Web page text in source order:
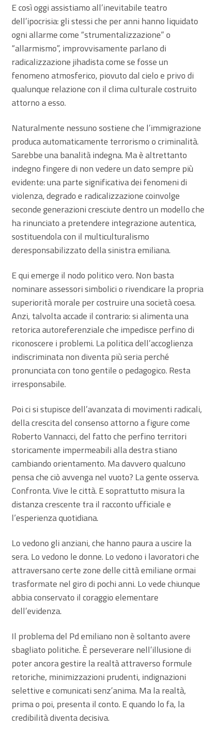
E così oggi assistiamo all’inevitabile teatro
dell’ipocrisia: gli stessi che per anni hanno liquidato
ogni allarme come “strumentalizzazione” o
“allarmismo”, improvvisamente parlano di
radicalizzazione jihadista come se fosse un
fenomeno atmosferico, piovuto dal cielo e privo di
qualunque relazione con il clima culturale costruito
attorno a esso.
Naturalmente nessuno sostiene che l’immigrazione
produca automaticamente terrorismo o criminalità.
Sarebbe una banalità indegna. Ma è altrettanto
indegno fingere di non vedere un dato sempre più
evidente: una parte significativa dei fenomeni di
violenza, degrado e radicalizzazione coinvolge
seconde generazioni cresciute dentro un modello che
ha rinunciato a pretendere integrazione autentica,
sostituendola con il multiculturalismo
deresponsabilizzato della sinistra emiliana.
E qui emerge il nodo politico vero. Non basta
nominare assessori simbolici o rivendicare la propria
superiorità morale per costruire una società coesa.
Anzi, talvolta accade il contrario: si alimenta una
retorica autoreferenziale che impedisce perfino di
riconoscere i problemi. La politica dell’accoglienza
indiscriminata non diventa più seria perché
pronunciata con tono gentile o pedagogico. Resta
irresponsabile.
Poi ci si stupisce dell’avanzata di movimenti radicali,
della crescita del consenso attorno a figure come
Roberto Vannacci, del fatto che perfino territori
storicamente impermeabili alla destra stiano
cambiando orientamento. Ma davvero qualcuno
pensa che ciò avvenga nel vuoto? La gente osserva.
Confronta. Vive le città. E soprattutto misura la
distanza crescente tra il racconto ufficiale e
l’esperienza quotidiana.
Lo vedono gli anziani, che hanno paura a uscire la
sera. Lo vedono le donne. Lo vedono i lavoratori che
attraversano certe zone delle città emiliane ormai
trasformate nel giro di pochi anni. Lo vede chiunque
abbia conservato il coraggio elementare
dell’evidenza.
Il problema del Pd emiliano non è soltanto avere
sbagliato politiche. È perseverare nell’illusione di
poter ancora gestire la realtà attraverso formule
retoriche, minimizzazioni prudenti, indignazioni
selettive e comunicati senz’anima. Ma la realtà,
prima o poi, presenta il conto. E quando lo fa, la
credibilità diventa decisiva.